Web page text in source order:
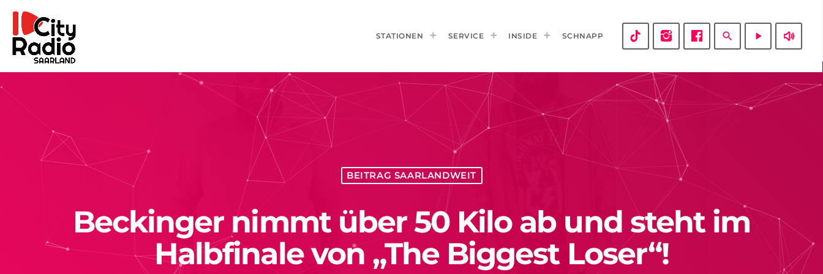
STATIONEN SERVICE INSIDE SCHNAPP search play_arrow volume_up
BEITRAG SAARLANDWEIT
Beckinger nimmt über 50 Kilo ab und steht im
Halbfinale von „The Biggest Loser“!